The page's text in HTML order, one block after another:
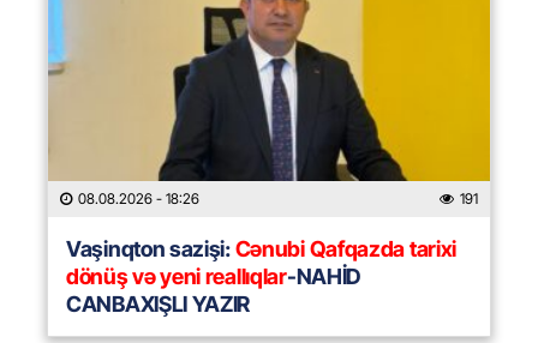
08.08.2026 - 18:26 191
Vaşinqton sazişi:Cənubi Qafqazda tarixi
dönüş və yeni reallıqlar-NAHİD
CANBAXIŞLI YAZIR